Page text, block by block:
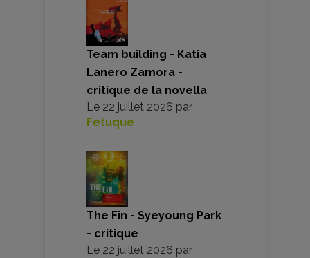
Team building - Katia
Lanero Zamora -
critique de la novella
Le 22 juillet 2026 par
Fetuque
The Fin - Syeyoung Park
- critique
Le 22 juillet 2026 par